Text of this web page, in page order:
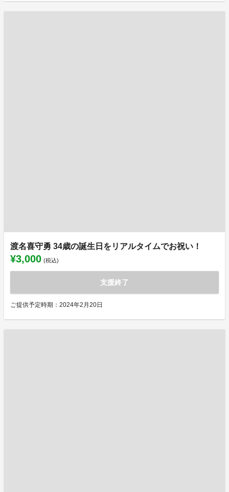
渡名喜守勇 34歳の誕生日をリアルタイムでお祝い！
¥3,000 (税込)
支援終了
ご提供予定時期：2024年2月20日